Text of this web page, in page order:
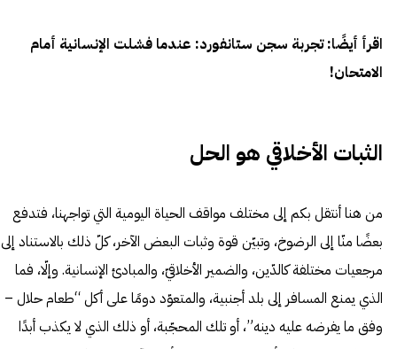
اقرأ أيضًا:تجربة سجن ستانفورد: عندما فشلت الإنسانية أمام
الامتحان!
الثبات الأخلاقي هو الحل
من هنا أنتقل بكم إلى مختلف مواقف الحياة اليومية التي تواجهنا، فتدفع
بعضًا منّا إلى الرضوخ، وتبيّن قوة وثبات البعض الآخر، كلّ ذلك بالاستناد إلى
مرجعيات مختلفةكالدّين، والضمير الأخلاقيّ، والمبادئ الإنسانية. وإلّا، فما
الذي يمنع المسافر إلى بلد أجنبية، والمتعوّد دومًا على أكل “طعام حلال –
وفق ما يفرضه عليه دينه”، أو تلك المحجّبة، أو ذلك الذي لا يكذب أبدًا